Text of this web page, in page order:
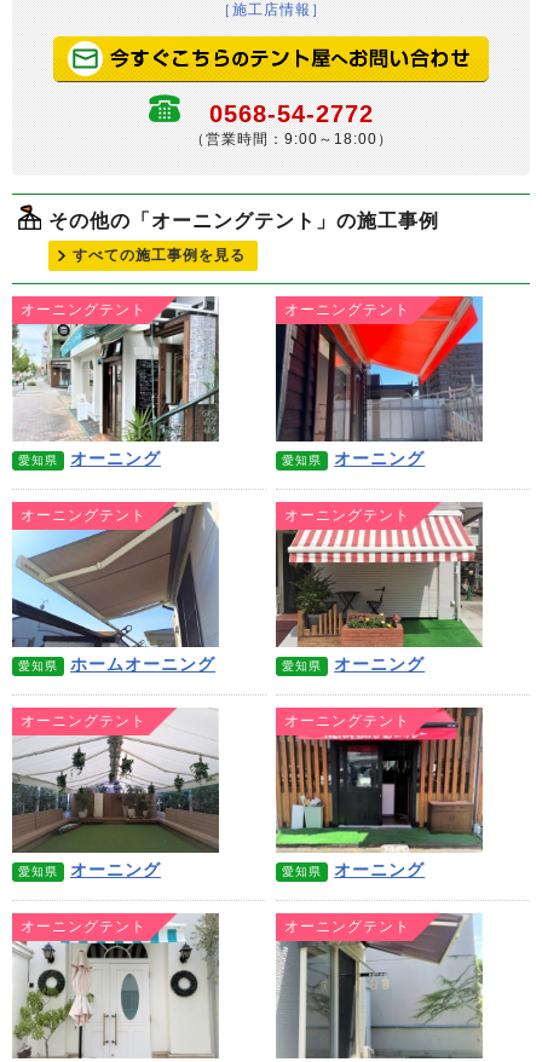
［施工店情報］
0568-54-2772
（営業時間：9:00～18:00）
その他の「オーニングテント」の施工事例
すべての施工事例を見る
オーニングテント
愛知県 オーニング
オーニングテント
愛知県 オーニング
オーニングテント
愛知県 ホームオーニング
オーニングテント
愛知県 オーニング
オーニングテント
愛知県 オーニング
オーニングテント
愛知県 オーニング
オーニングテント オーニングテント